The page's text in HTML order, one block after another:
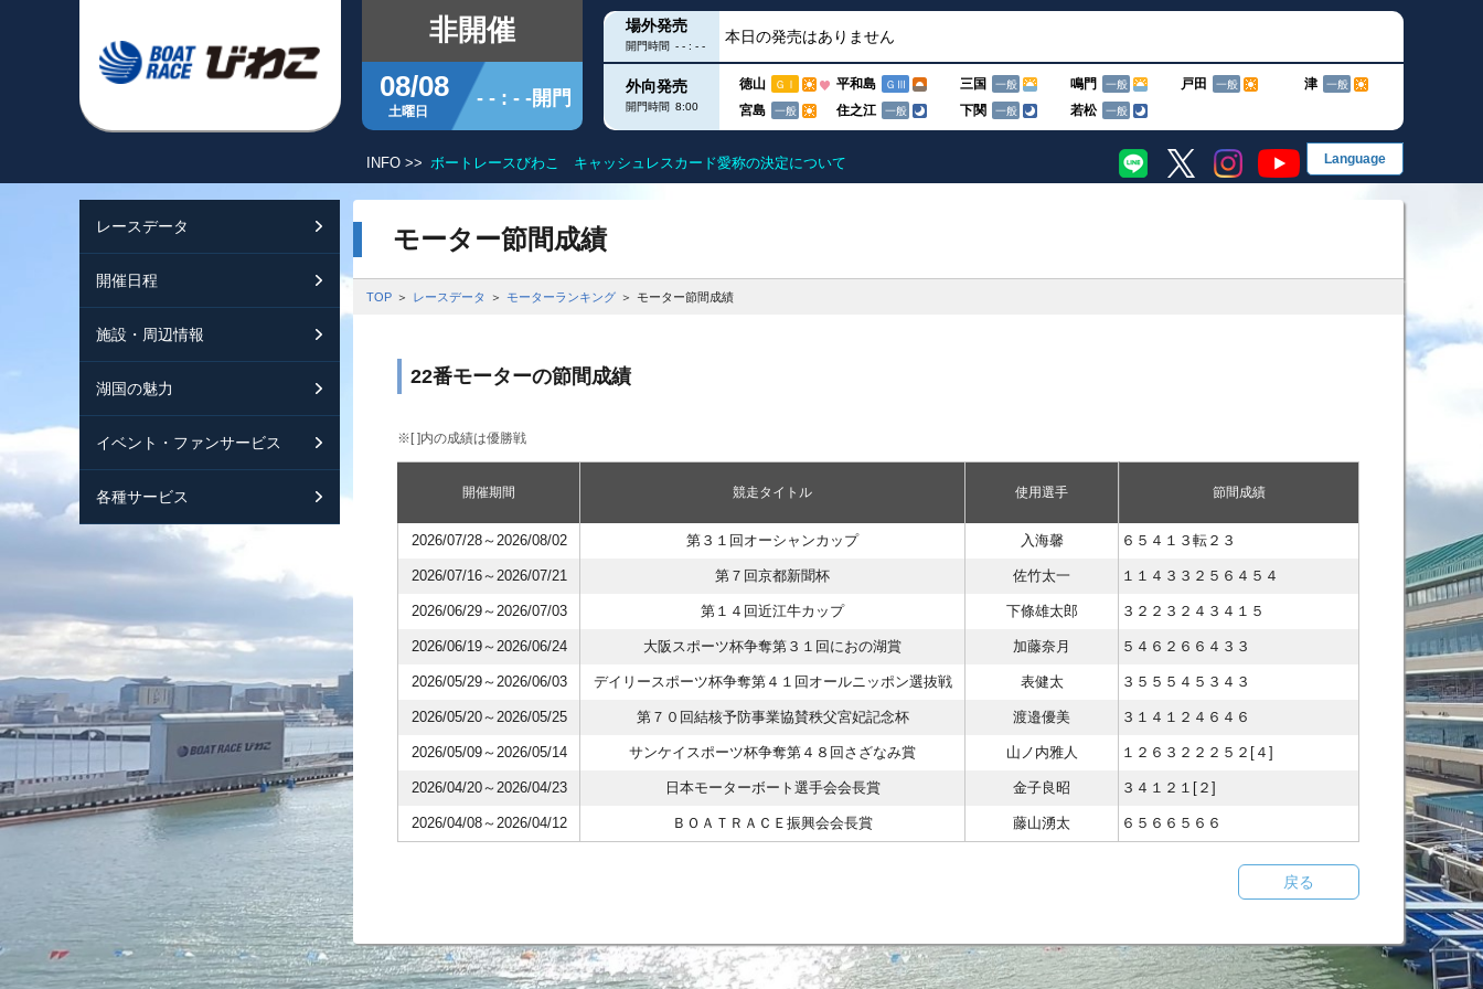
非開催
08/08
土曜日
- - : - -開門
場外発売
開門時間 - - : - -
本日の発売はありません
外向発売
開門時間 8:00
徳山 ＧⅠ 平和島 ＧⅢ 三国 一般 鳴門 一般 戸田 一般 津 一般
宮島 一般 住之江 一般 下関 一般 若松 一般
レースデータ シリーズインデックス
レース展望 水面特性 モーター抽選結果・前検タイムランキング
ボートデータ 今節の結果
出走表・前日予想PDF
開催日程
開催日程
開催日程（年間）
施設・周辺情報
交通ガイド
施設ガイド
ボートレースびわこを知る
オーミー！フォーユー！
湖国の魅力
イベント・ファンサービス
各種サービス
特設バックナンバー
淡海ポイント倶楽部
メールマガジン案内
スマートフォンサイト紹介
INFO >> ボートレースびわこ キャッシュレスカード愛称の決定について EN English
モーター節間成績
TOP レースデータ モーターランキング モーター節間成績
22番モーターの節間成績
※[ ]内の成績は優勝戦
開催期間 競走タイトル 使用選手 節間成績
2026/07/28～2026/08/02 第３１回オーシャンカップ 入海馨 ６５４１３転２３
2026/07/16～2026/07/21 第７回京都新聞杯 佐竹太一 １１４３３２５６４５４
2026/06/29～2026/07/03 第１４回近江牛カップ 下條雄太郎 ３２２３２４３４１５
2026/06/19～2026/06/24 大阪スポーツ杯争奪第３１回におの湖賞 加藤奈月 ５４６２６６４３３
2026/05/29～2026/06/03 デイリースポーツ杯争奪第４１回オールニッポン選抜戦 表健太 ３５５５４５３４３
2026/05/20～2026/05/25 第７０回結核予防事業協賛秩父宮妃記念杯 渡邉優美 ３１４１２４６４６
2026/05/09～2026/05/14 サンケイスポーツ杯争奪第４８回さざなみ賞 山ノ内雅人 １２６３２２２５２[４]
2026/04/20～2026/04/23 日本モーターボート選手会会長賞 金子良昭 ３４１２１[２]
2026/04/08～2026/04/12 ＢＯＡＴＲＡＣＥ振興会会長賞 藤山湧太 ６５６６５６６
戻る